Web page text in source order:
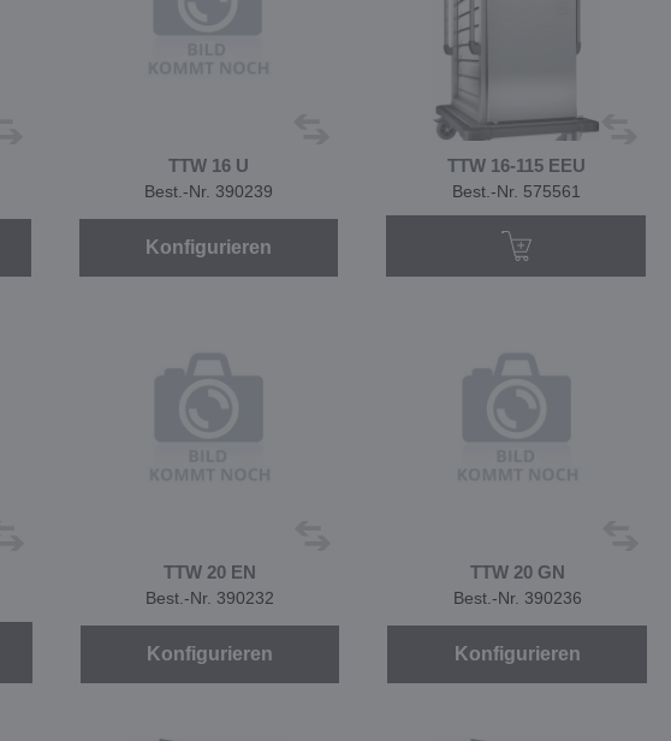
TTW 16 U
Best.-Nr. 390239
Konfigurieren
TTW 16-115 EEU
Best.-Nr. 575561
TTW 20 EN
Best.-Nr. 390232
Konfigurieren
TTW 20 GN
Best.-Nr. 390236
Konfigurieren